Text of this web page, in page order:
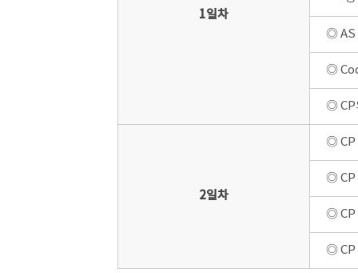
1일차
◎ AS
◎
◎ CP
2일차
◎ CP
◎ CP
◎ CP
◎ CP